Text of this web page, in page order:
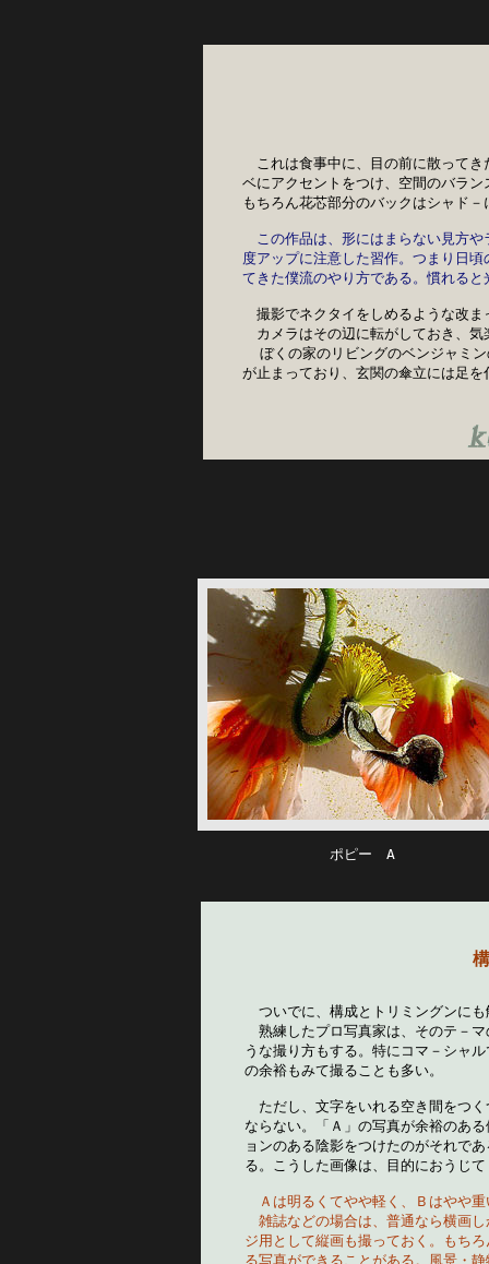
これは食事中に、目の前に散ってき
ベにアクセントをつけ、空間のバラ
もちろん花芯部分のバックはシャド
この作品は、形にはまらない見方
度アップに注意した習作。つまり日
てきた僕流のやり方である。慣れる
撮影でネクタイをしめるような改
カメラはその辺に転がしておき、気
ぼくの家のリビングのベンジャミ
が止まっており、玄関の傘立には足
ポピー A
ついでに、構成とトリミングンにも
熟練したプロ写真家は、そのテ－
うな撮り方もする。特にコマ－シャ
の余裕もみて撮ることも多い。
ただし、文字をいれる空き間をつ
ならない。「Ａ」の写真が余裕のあ
ョンのある陰影をつけたのがそれで
る。こうした画像は、目的におうじ
Ａは明るくてやや軽く、Ｂはやや
雑誌などの場合は、普通なら横画
ジ用として縦画も撮っておく。もち
る写真ができることがある。風景・